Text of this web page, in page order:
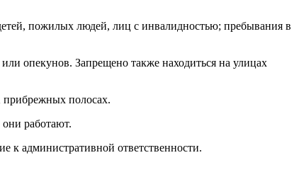
пожилых людей, лиц с инвалидностью; пребывания в
опекунов. Запрещено также находиться на улицах
прибрежных полосах.
работают.
к административной ответственности.